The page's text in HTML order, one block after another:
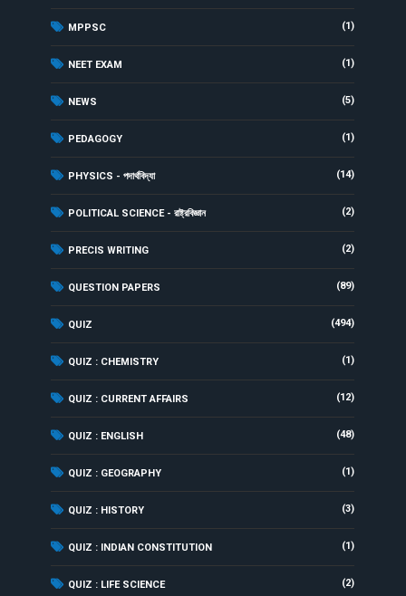
MPPSC (1)
NEET EXAM (1)
NEWS (5)
PEDAGOGY (1)
PHYSICS - পদার্থবিদ্যা (14)
POLITICAL SCIENCE - রাষ্ট্রবিজ্ঞান (2)
PRECIS WRITING (2)
QUESTION PAPERS (89)
QUIZ (494)
QUIZ : CHEMISTRY (1)
QUIZ : CURRENT AFFAIRS (12)
QUIZ : ENGLISH (48)
QUIZ : GEOGRAPHY (1)
QUIZ : HISTORY (3)
QUIZ : INDIAN CONSTITUTION (1)
QUIZ : LIFE SCIENCE (2)